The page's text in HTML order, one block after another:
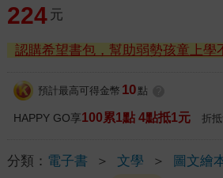
224 元
認購希望書包，幫助弱勢孩童上學
預計最高可得金幣 10 點
HAPPY GO享100累1點 4點抵1元 折
分類： 電子書 ＞ 文學 ＞ 圖文繪